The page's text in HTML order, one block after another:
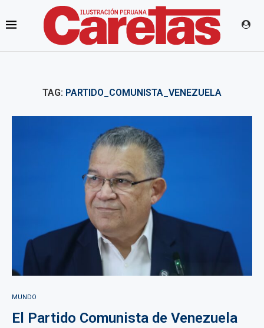
TAG: PARTIDO_COMUNISTA_VENEZUELA
MUNDO
El Partido Comunista de Venezuela